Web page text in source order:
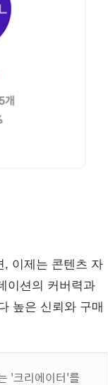
, 이제는 콘텐츠 자
이션의 커버력과
높은 신뢰와 구매
'크리에이터'를